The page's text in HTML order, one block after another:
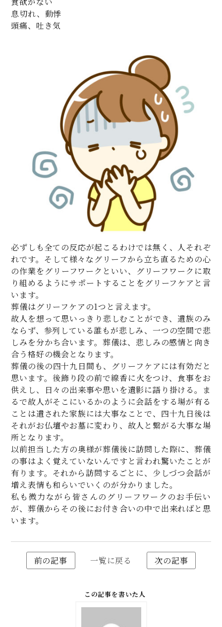
息切れ、動悸
頭痛、吐き気
必ずしも全ての反応が起こるわけでは無く、人それぞ
れです。そして様々なグリーフから立ち直るための心
の作業をグリーフワークといい、グリーフワークに取
り組めるようにサポートすることをグリーフケアと言
います。
葬儀はグリーフケアの1つと言えます。
故人を想って思いっきり悲しむことができ、遺族のみ
ならず、参列している誰もが悲しみ、一つの空間で悲
しみを分かち合います。葬儀は、悲しみの感情と向き
合う格好の機会となります。
葬儀の後の四十九日間も、グリーフケアには有効だと
思います。後飾り段の前で線香に火をつけ、食事をお
供えし、日々の出来事や思いを遺影に語り掛ける。ま
るで故人がそこにいるかのように会話をする場が有る
ことは遺された家族には大事なことで、四十九日後は
それがお仏壇やお墓に変わり、故人と繋がる大事な場
所となります。
以前担当した方の奥様が葬儀後に訪問した際に、葬儀
の事はよく覚えていないんですと言われ驚いたことが
有ります。それから訪問するごとに、少しづつ会話が
増え表情も和らいでいくのが分かりました。
私も微力ながら皆さんのグリーフワークのお手伝い
が、葬儀からその後にお付き合いの中で出来ればと思
います。
前の記事 一覧に戻る 次の記事
この記事を書いた人